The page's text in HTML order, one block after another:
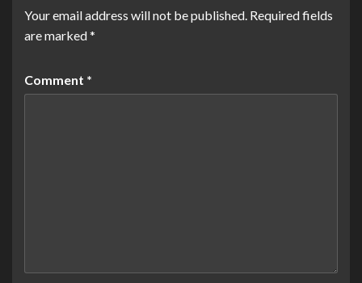
Your email address will not be published. Required fields
are marked*
Comment *